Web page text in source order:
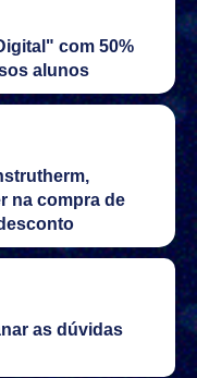
com 50%
alunos
na compra de
as dúvidas